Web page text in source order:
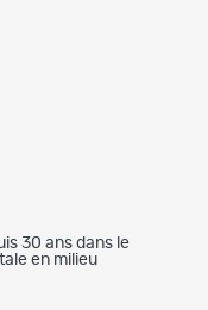
30 ans dans le
en milieu